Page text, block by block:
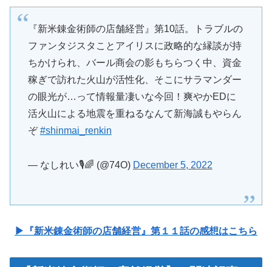
『新米錬金術師の店舗経営』第10話。トラブルの
ファンタジスタことアイリスに政略的な縁談が持
ちかけられ、バール商会の影もちらつく中、資金
稼ぎで訪れた火山が活性化、そこにサラマンダー
の眼光が…って情報量凄いな今回！爽やかEDに
活火山による地震を重ねるなんて新海誠もやらん
ぞ#shinmai_renkin
— なしれい🎙🌈 (@74O) December 5, 2022
▶『新米錬金術師の店舗経営』第１１話の感想はこちら